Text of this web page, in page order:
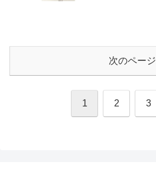
次のページ
1 2 3